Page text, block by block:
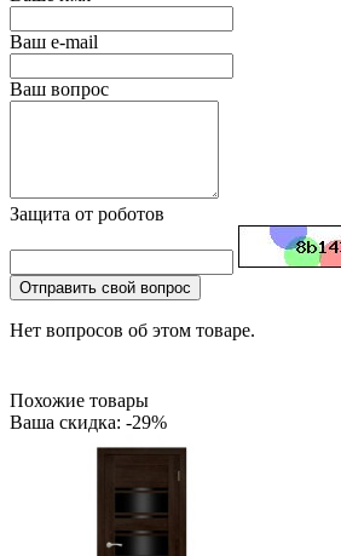
Ваш e-mail
Ваш вопрос
Защита от роботов
Отправить свой вопрос
Нет вопросов об этом товаре.
Похожие товары
Ваша скидка: -29%